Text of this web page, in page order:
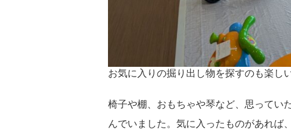
お気に入りの掘り出し物を探すのも楽し
椅子や棚、おもちゃや琴など、思ってい
んでいました。気に入ったものがあれば